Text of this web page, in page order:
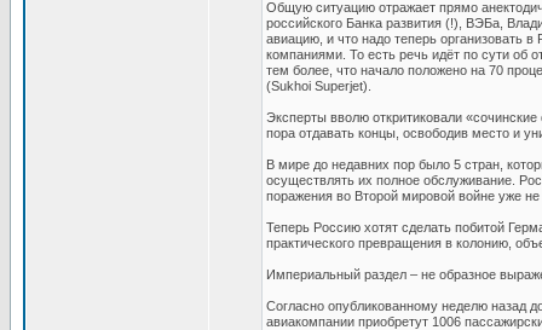
Общую ситуацию отражает прямо
российского Банка развития (!), ВЭБа,
авиацию, и что надо теперь организовать
компаниями. То есть речь идёт по сути об
тем более, что начало положено на 70
(Sukhoi Superjet).
Эксперты вволю откритиковали
пора отдавать концы, освободив место и
В мире до недавних пор было 5 стран,
осуществлять их полное обслуживание.
поражения во Второй мировой войне уже
Теперь Россию хотят сделать побитой
практического превращения в колонию,
Империальный раздел – не образное
Согласно опубликованному неделю назад
авиакомпании приобретут 1006